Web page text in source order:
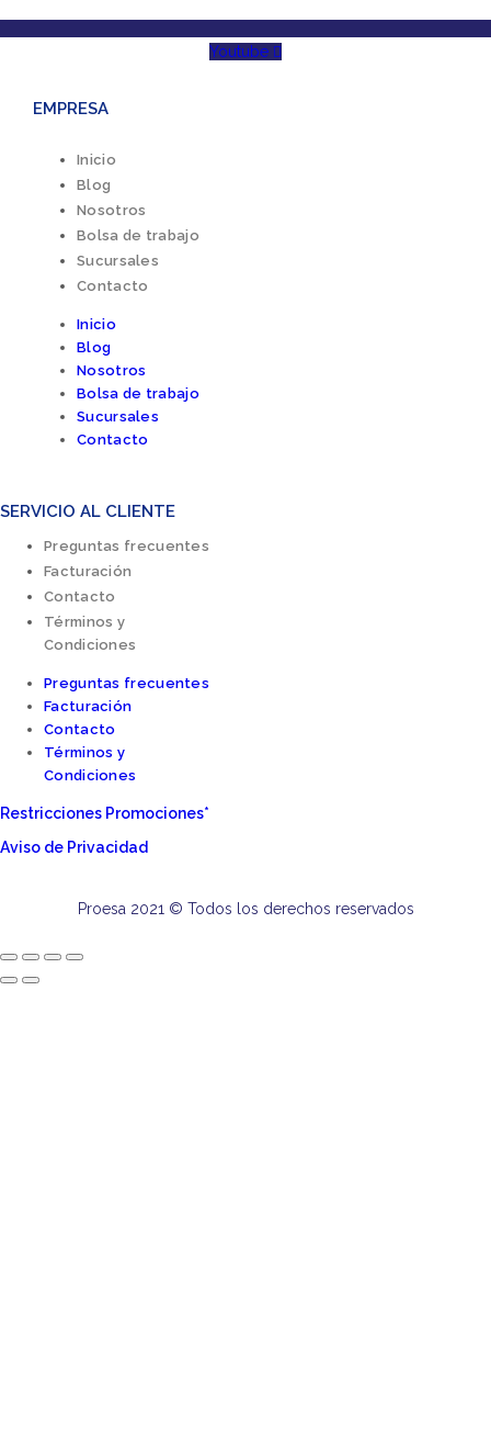
Youtube
EMPRESA
Inicio
Blog
Nosotros
Bolsa de trabajo
Sucursales
Contacto
Inicio
Blog
Nosotros
Bolsa de trabajo
Sucursales
Contacto
SERVICIO AL CLIENTE
Preguntas frecuentes
Facturación
Contacto
Términos y
Condiciones
Preguntas frecuentes
Facturación
Contacto
Términos y
Condiciones
Restricciones Promociones*
Aviso de Privacidad
Proesa 2021 © Todos los derechos reservados